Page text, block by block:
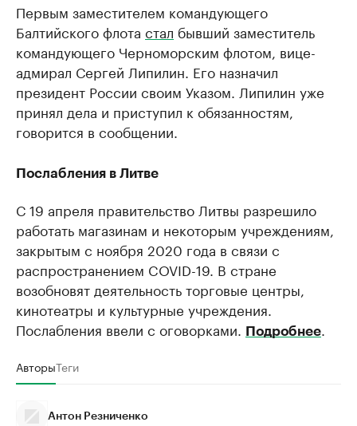
Первым заместителем командующего
Балтийского флота стал бывший заместитель
командующего Черноморским флотом, вице-
адмирал Сергей Липилин. Его назначил
президент России своим Указом. Липилин уже
принял дела и приступил к обязанностям,
говорится в сообщении.
Послабления в Литве
С 19 апреля правительство Литвы разрешило
работать магазинам и некоторым учреждениям,
закрытым с ноября 2020 года в связи с
распространением COVID-19. В стране
возобновят деятельность торговые центры,
кинотеатры и культурные учреждения.
Послабления ввели с оговорками.
Подробнее
АвторыТеги
Антон Резниченко